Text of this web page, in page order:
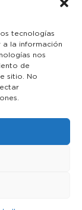
tecnologías
la información
nos
de
sitio. No